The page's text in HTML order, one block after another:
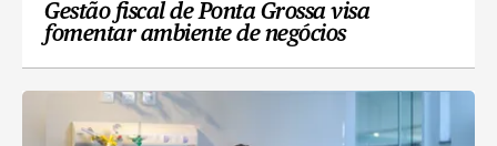
Gestão fiscal de Ponta Grossa visa
fomentar ambiente de negócios